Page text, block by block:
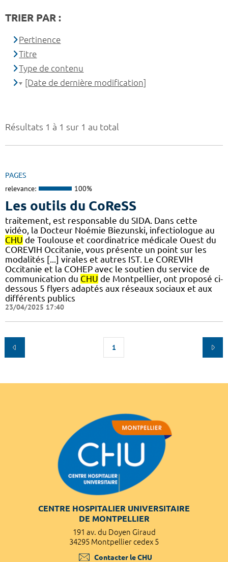
Résultats 1 à 1 sur 1 au total
PAGES
relevance: 100%
Les outils du CoReSS
traitement, est responsable du SIDA. Dans cette
vidéo, la Docteur Noémie Biezunski, infectiologue au
CHU de Toulouse et coordinatrice médicale Ouest du
COREVIH Occitanie, vous présente un point sur les
modalités [...] virales et autres IST. Le COREVIH
Occitanie et la COHEP avec le soutien du service de
communication du CHU de Montpellier, ont proposé ci-
dessous 5 flyers adaptés aux réseaux sociaux et aux
différents publics
23/04/2025 17:40
1
TRIER PAR :
Pertinence
Titre
Type de contenu
[Date de dernière modification]
CENTRE HOSPITALIER UNIVERSITAIRE
DE MONTPELLIER
191 av. du Doyen Giraud
34295 Montpellier cedex 5
Contacter le CHU